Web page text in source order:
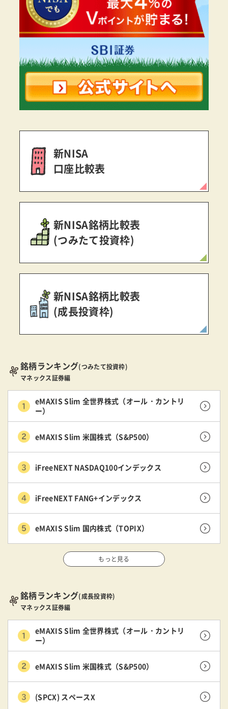
新NISA
口座比較表
新NISA銘柄比較表
(つみたて投資枠)
新NISA銘柄比較表
(成長投資枠)
銘柄ランキング(つみたて投資枠)
マネックス証券編
eMAXIS Slim 全世界株式（オール・カントリ
ー）
eMAXIS Slim 米国株式（S&P500）
iFreeNEXT NASDAQ100インデックス
iFreeNEXT FANG+インデックス
eMAXIS Slim 国内株式（TOPIX）
もっと見る
銘柄ランキング(成長投資枠)
マネックス証券編
eMAXIS Slim 全世界株式（オール・カントリ
ー）
eMAXIS Slim 米国株式（S&P500）
(SPCX) スペースX